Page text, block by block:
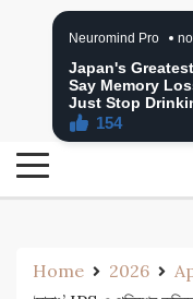
24 Ghanta
24 Ghanta Bengali News
Home 2026